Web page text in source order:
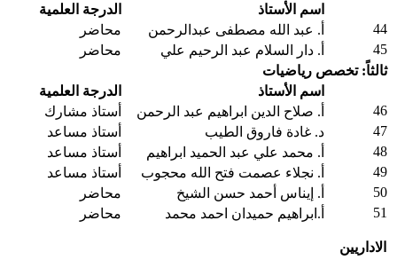
اسم الأستاذ
الدرجة العلمية
44
أ. عبد الله مصطفى عبدالرحمن
محاضر
45
أ. دار السلام عبد الرحيم علي
محاضر
ثالثاً: تخصص رياضيات
اسم الأستاذ
الدرجة العلمية
46
أ. صلاح الدين ابراهيم عبد الرحمن
أستاذ مشارك
47
د. غادة فاروق الطيب
أستاذ مساعد
48
أ. محمد علي عبد الحميد ابراهيم
أستاذ مساعد
49
أ. نجلاء عصمت فتح الله محجوب
أستاذ مساعد
50
أ. إيناس أحمد حسن الشيخ
محاضر
51
أ.ابراهيم حميدان احمد محمد محاضر
الاداريين